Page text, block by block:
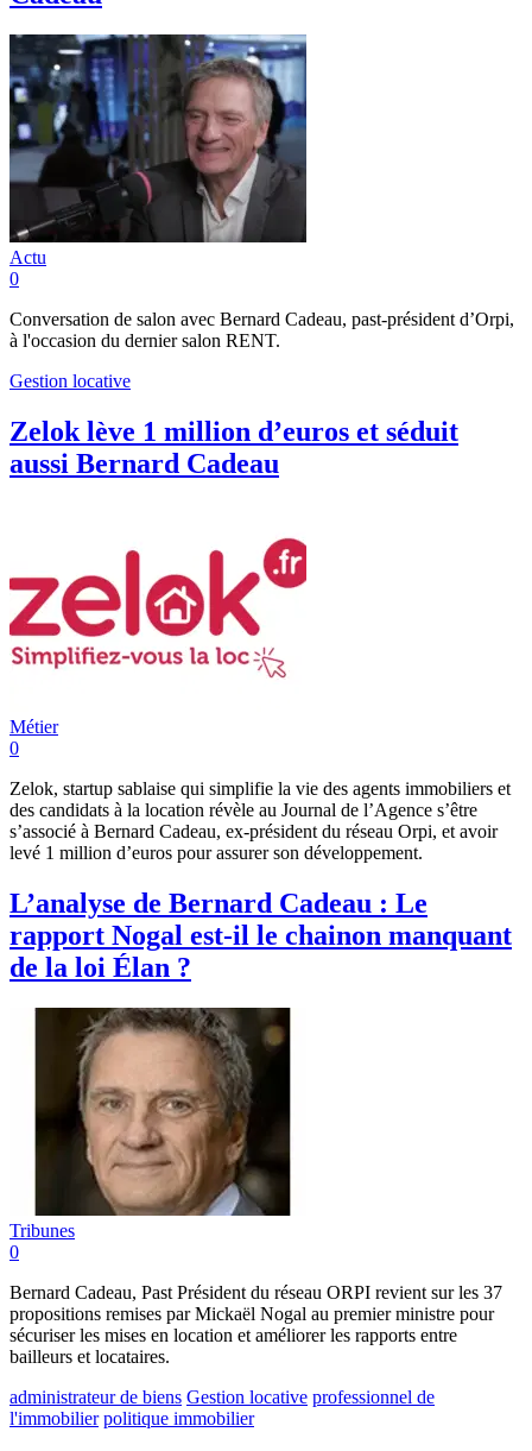
Actu
0
Conversation de salon avec Bernard Cadeau, past-président d’Orpi,
à l'occasion du dernier salon RENT.
Gestion locative
Zelok lève 1 million d’euros et séduit
aussi Bernard Cadeau
Métier
0
Zelok, startup sablaise qui simplifie la vie des agents immobiliers et
des candidats à la location révèle au Journal de l’Agence s’être
s’associé à Bernard Cadeau, ex-président du réseau Orpi, et avoir
levé 1 million d’euros pour assurer son développement.
L’analyse de Bernard Cadeau : Le
rapport Nogal est-il le chainon manquant
de la loi Élan ?
Tribunes
0
Bernard Cadeau, Past Président du réseau ORPI revient sur les 37
propositions remises par Mickaël Nogal au premier ministre pour
sécuriser les mises en location et améliorer les rapports entre
bailleurs et locataires.
administrateur de biens Gestion locative professionnel de
l'immobilier politique immobilier